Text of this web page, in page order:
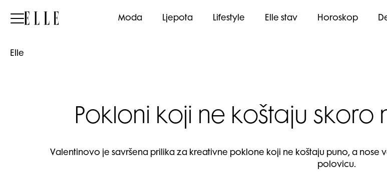
Elle Moda Ljepota Lifestyle Elle stav Horoskop
Elle
Pokloni koji ne koštaju
Valentinovo je savršena prilika za kreativne poklone koji ne koštaju puno, a
polovicu.